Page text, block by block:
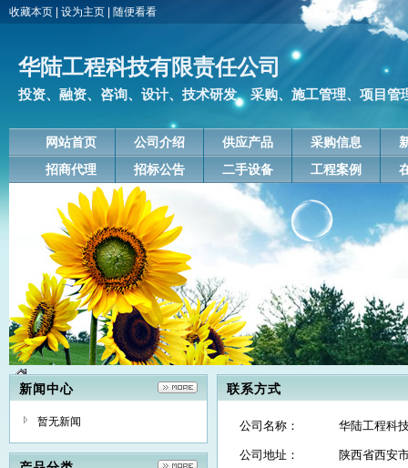
收藏本页 设为主页 随便看看
华陆工程科技有限责任公司
投资、融资、咨询、设计、技术研发、采购、施工管理、项目管
网站首页 公司介绍 供应产品 采购信息
招商代理
招标公告 二手设备 工程案例
新闻中心
暂无新闻
联系方式
公司名称： 华陆工程科
公司地址： 陕西省西安